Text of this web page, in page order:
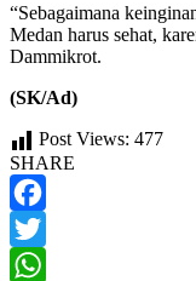
“Sebagaimana
Medan harus sehat,
Dammikrot.
(SK/Ad)
Post Views: 477
SHARE
Facebook
Twitter